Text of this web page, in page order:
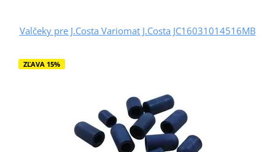
Valčeky pre J.Costa Variomat J.Costa JC16031014516MB
ZĽAVA 15%